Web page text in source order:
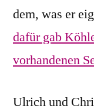
dem, was er
dafür gab
vorhandenen
Ulrich und